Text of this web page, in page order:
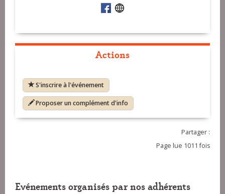
Actions
S'inscrire à l'événement
Proposer un complément d'info
Partager :
Page lue 1011 fois
Evénements organisés par nos adhérents